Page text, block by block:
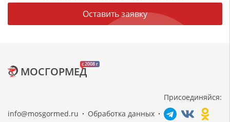
Оставить заявку
c 2008 г
МОСГОРМЕД
info@mosgormed.ru Обработка данных
Присоединяйся: